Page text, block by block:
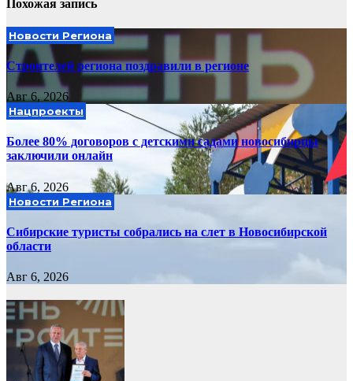
Похожая запись
Новости Региона
Строителей региона поздравили в регионе
Авг 6, 2026
Нацпроекты
Более 80% договоров с детскими садами новосибирцы
заключили онлайн
Авг 6, 2026
Новости Региона
Сибирские туристы собрались на слет в Новосибирской
области
Авг 6, 2026